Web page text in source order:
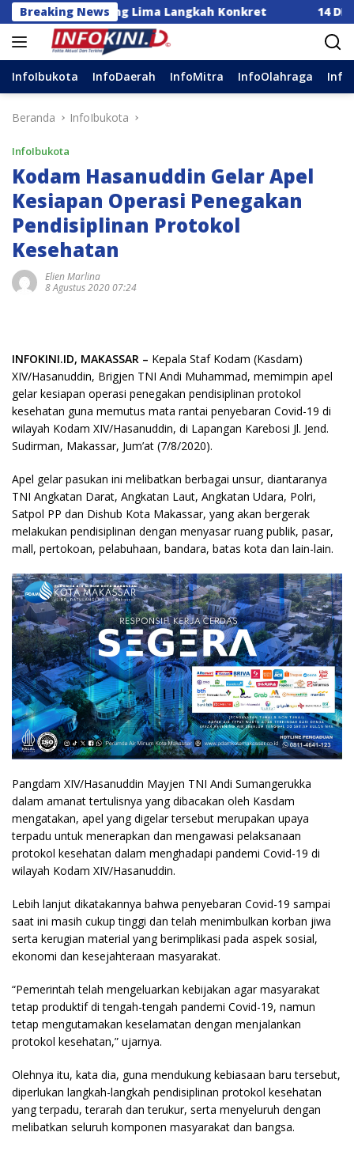
Langsung
ke
konten
Breaking News
Dorong Lima Langkah Konkret 14 DPC Terima
InfoIbukota InfoDaerah InfoMitra InfoOlahraga
Beranda InfoIbukota
InfoIbukota
Kodam Hasanuddin Gelar Apel
Kesiapan Operasi Penegakan
Pendisiplinan Protokol
Kesehatan
Elien Marlina
8 Agustus 2020 07:24
INFOKINI.ID, MAKASSAR – Kepala Staf Kodam (Kasdam)
XIV/Hasanuddin, Brigjen TNI Andi Muhammad, memimpin apel
gelar kesiapan operasi penegakan pendisiplinan protokol
kesehatan guna memutus mata rantai penyebaran Covid-19 di
wilayah Kodam XIV/Hasanuddin, di Lapangan Karebosi Jl. Jend.
Sudirman, Makassar, Jum’at (7/8/2020).
Apel gelar pasukan ini melibatkan berbagai unsur, diantaranya
TNI Angkatan Darat, Angkatan Laut, Angkatan Udara, Polri,
Satpol PP dan Dishub Kota Makassar, yang akan bergerak
melakukan pendisiplinan dengan menyasar ruang publik, pasar,
mall, pertokoan, pelabuhaan, bandara, batas kota dan lain-lain.
Pangdam XIV/Hasanuddin Mayjen TNI Andi Sumangerukka
dalam amanat tertulisnya yang dibacakan oleh Kasdam
mengatakan, apel yang digelar tersebut merupakan upaya
terpadu untuk menerapkan dan mengawasi pelaksanaan
protokol kesehatan dalam menghadapi pandemi Covid-19 di
wilayah Kodam XIV/Hasanuddin.
Lebih lanjut dikatakannya bahwa penyebaran Covid-19 sampai
saat ini masih cukup tinggi dan telah menimbulkan korban jiwa
serta kerugian material yang berimplikasi pada aspek sosial,
ekonomi dan kesejahteraan masyarakat.
“Pemerintah telah mengeluarkan kebijakan agar masyarakat
tetap produktif di tengah-tengah pandemi Covid-19, namun
tetap mengutamakan keselamatan dengan menjalankan
protokol kesehatan,” ujarnya.
Olehnya itu, kata dia, guna mendukung kebiasaan baru tersebut,
diperlukan langkah-langkah pendisiplinan protokol kesehatan
yang terpadu, terarah dan terukur, serta menyeluruh dengan
melibatkan seluruh komponen masyarakat dan bangsa.